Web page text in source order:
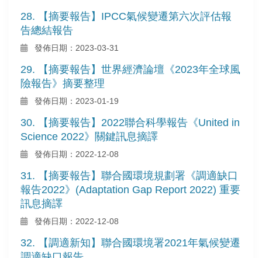
28. 【摘要報告】IPCC氣候變遷第六次評估報
告總結報告
發佈日期：2023-03-31
29. 【摘要報告】世界經濟論壇《2023年全球風
險報告》摘要整理
發佈日期：2023-01-19
30. 【摘要報告】2022聯合科學報告《United in
Science 2022》關鍵訊息摘譯
發佈日期：2022-12-08
31. 【摘要報告】聯合國環境規劃署《調適缺口
報告2022》(Adaptation Gap Report 2022) 重要
訊息摘譯
發佈日期：2022-12-08
32. 【調適新知】聯合國環境署2021年氣候變遷